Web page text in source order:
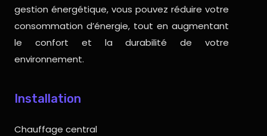
gestion énergétique, vous pouvez réduire votre
consommation d’énergie, tout en augmentant
le confort et la durabilité de votre
environnement.
Installation
Chauffage central